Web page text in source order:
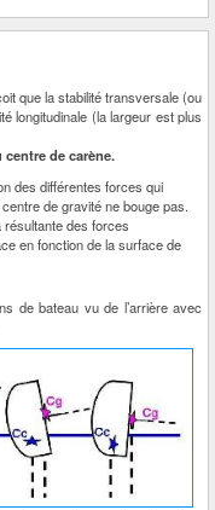
que la stabilité transversale (ou
longitudinale (la largeur est plus
de carène.
des différentes forces qui
de gravité ne bouge pas.
résultante des forces
en fonction de la surface de
de bateau vu de l’arrière avec